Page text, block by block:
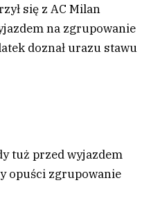
się z AC Milan
na zgrupowanie
doznał urazu stawu
tuż przed wyjazdem
opuści zgrupowanie